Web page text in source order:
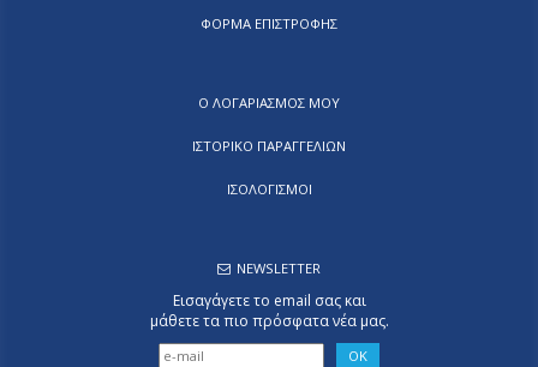
ΦΟΡΜΑ ΕΠΙΣΤΡΟΦΗΣ
Ο ΛΟΓΑΡΙΑΣΜΟΣ ΜΟΥ
ΙΣΤΟΡΙΚΟ ΠΑΡΑΓΓΕΛΙΩΝ
ΙΣΟΛΟΓΙΣΜΟΙ
NEWSLETTER
Εισαγάγετε το email σας και
μάθετε τα πιο πρόσφατα νέα μας.